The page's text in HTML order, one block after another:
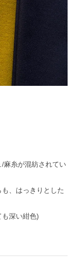
/麻糸が混紡されてい
、はっきりとした
も深い紺色)